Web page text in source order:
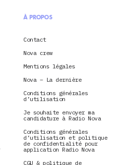
À PROPOS
Contact
Nova crew
Mentions légales
Nova – La dernière
Conditions générales
d’utilisation
Je souhaite envoyer ma
candidature à Radio Nova
Conditions générales
d’utilisation et politique
de confidentialité pour
application Radio Nova
CGU & politique de